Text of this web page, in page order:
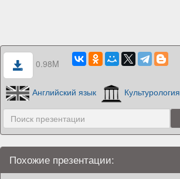
0.98M
Английский язык Культурология
Похожие презентации: